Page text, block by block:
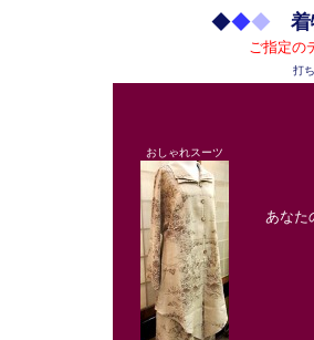
◆◆◆ 着
ご指定の
打
おしゃれスーツ
あなた